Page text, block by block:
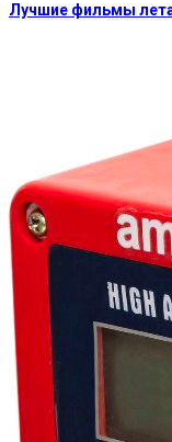
Лучшие фильмы